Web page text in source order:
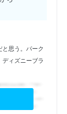
思う。パーク
ィズニーブラ